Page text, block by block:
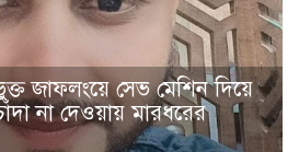
জাফলংয়ে সেভ মেশিন দিয়ে
না দেওয়ায় মারধরের